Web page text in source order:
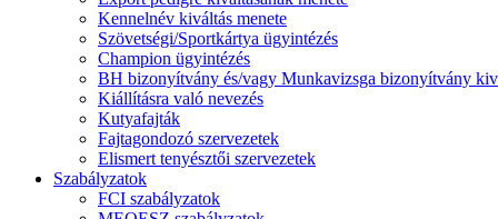
Kennelnév kiváltás menete
Szövetségi/Sportkártya ügyintézés
Champion ügyintézés
BH bizonyítvány és/vagy Munkavizsga bizonyítvány
Kiállításra való nevezés
Kutyafajták
Fajtagondozó szervezetek
Elismert tenyésztői szervezetek
Szabályzatok
FCI szabályzatok